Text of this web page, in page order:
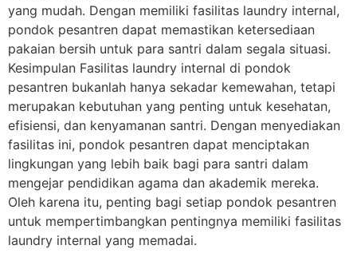
yang mudah. Dengan memiliki fasilitas laundry internal,
pondok pesantren dapat memastikan ketersediaan
pakaian bersih untuk para santri dalam segala situasi.
Kesimpulan Fasilitas laundry internal di pondok
pesantren bukanlah hanya sekadar kemewahan, tetapi
merupakan kebutuhan yang penting untuk kesehatan,
efisiensi, dan kenyamanan santri. Dengan menyediakan
fasilitas ini, pondok pesantren dapat menciptakan
lingkungan yang lebih baik bagi para santri dalam
mengejar pendidikan agama dan akademik mereka.
Oleh karena itu, penting bagi setiap pondok pesantren
untuk mempertimbangkan pentingnya memiliki fasilitas
laundry internal yang memadai.